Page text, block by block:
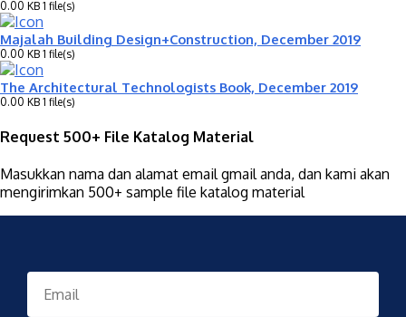
0.00 KB 1 file(s)
Majalah Building Design+Construction, December 2019
0.00 KB 1 file(s)
The Architectural Technologists Book, December 2019
0.00 KB 1 file(s)
Request 500+ File Katalog Material
Masukkan nama dan alamat email gmail anda, dan kami akan
mengirimkan 500+ sample file katalog material